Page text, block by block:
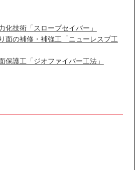
化技術「スロープセイバー」
面の補修・補強工「ニューレスプ工
保護工「ジオファイバー工法」